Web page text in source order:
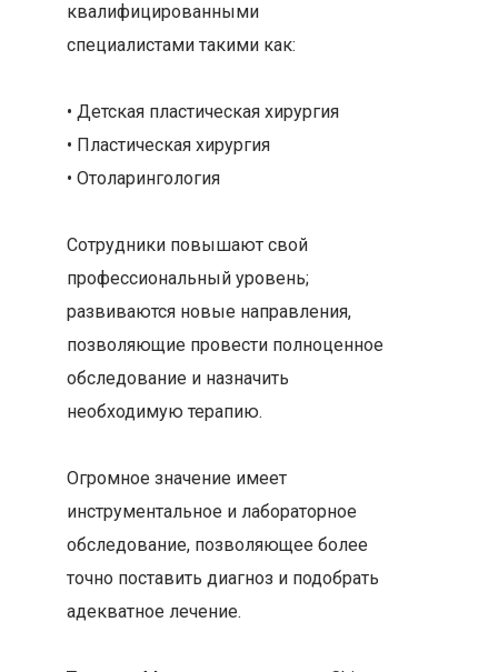
квалифицированными
специалистами такими как:
• Детская пластическая хирургия
• Пластическая хирургия
• Отоларингология
Сотрудники повышают свой
профессиональный уровень;
развиваются новые направления,
позволяющие провести полноценное
обследование и назначить
необходимую терапию.
Огромное значение имеет
инструментальное и лабораторное
обследование, позволяющее более
точно поставить диагноз и подобрать
адекватное лечение.